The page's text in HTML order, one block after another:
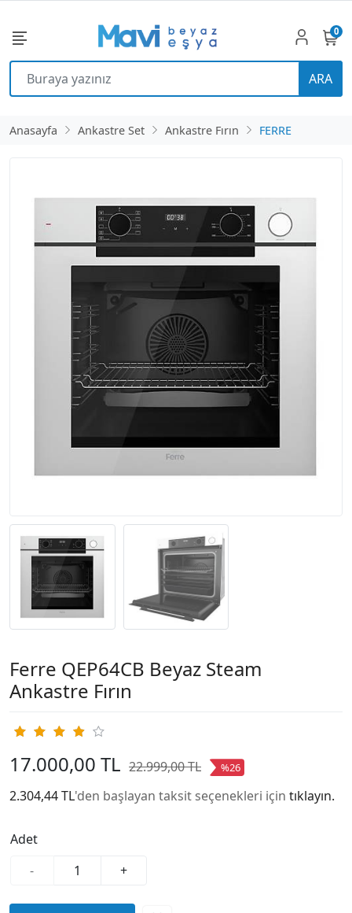
ARA
0
Anasayfa Ankastre Set Ankastre Fırın FERRE
Ferre QEP64CB Beyaz Steam
Ankastre Fırın
17.000,00 TL 22.999,00 TL %26
2.304,44 TL'den başlayan taksit seçenekleri için tıklayın.
Adet
-
+